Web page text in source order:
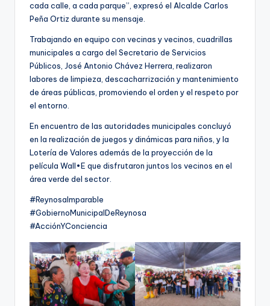
cada calle, a cada parque”, expresó el Alcalde Carlos
Peña Ortiz durante su mensaje.
Trabajando en equipo con vecinas y vecinos, cuadrillas
municipales a cargo del Secretario de Servicios
Públicos, José Antonio Chávez Herrera, realizaron
labores de limpieza, descacharrización y mantenimiento
de áreas públicas, promoviendo el orden y el respeto por
el entorno.
En encuentro de las autoridades municipales concluyó
en la realización de juegos y dinámicas para niños, y la
Lotería de Valores además de la proyección de la
película Wall•E que disfrutaron juntos los vecinos en el
área verde del sector.
#ReynosaImparable
#GobiernoMunicipalDeReynosa
#AcciónYConciencia